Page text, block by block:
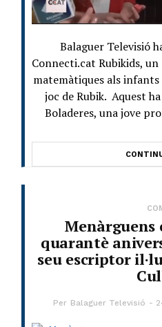
Balaguer Televisió
Connecti.cat Rubikids,
matemàtiques als
joc de Rubik. Aquest
Boladeres, una jove
Menàrguens
quarantè
seu escriptor
Per Balaguer Televisió